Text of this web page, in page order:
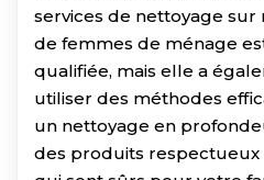
services de nettoyage
de femmes de ménage
qualifiée, mais elle a
utiliser des méthodes
un nettoyage en
des produits